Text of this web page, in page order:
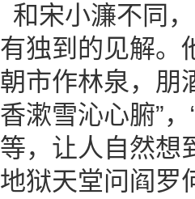
和宋小濂不同
有独到的见解。
朝市作林泉，朋
香漱雪沁心腑”
等，让人自然想
地狱天堂问阎罗